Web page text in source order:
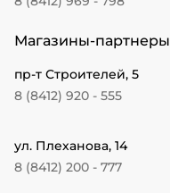
Магазины-партнеры
пр-т Строителей, 5
8 (8412) 920 - 555
ул. Плеханова, 14
8 (8412) 200 - 777